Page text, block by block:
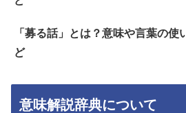
「募る話」とは？意味や言葉の使
ど
意味解説辞典について